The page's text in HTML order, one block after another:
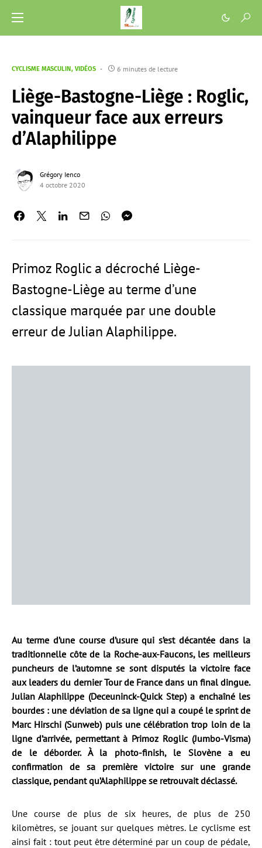
CYCLISME MASCULIN VIDÉOS 6 minutes de lecture
Liège-Bastogne-Liège : Roglic,
vainqueur face aux erreurs
d’Alaphilippe
Grégory Ienco
4 octobre 2020
Primoz Roglic a décroché Liège-
Bastogne-Liège au terme d’une
classique marquée par une double
erreur de Julian Alaphilippe.
Au terme d’une course d’usure qui s’est décantée dans la
traditionnelle côte de la Roche-aux-Faucons, les meilleurs
puncheurs de l’automne se sont disputés la victoire face
aux leaders du dernier Tour de France dans un final dingue.
Julian Alaphilippe (Deceuninck-Quick Step) a enchaîné les
bourdes : une déviation de sa ligne qui a coupé le sprint de
Marc Hirschi (Sunweb) puis une célébration trop loin de la
ligne d’arrivée, permettant à Primoz Roglic (Jumbo-Visma)
de le déborder. À la photo-finish, le Slovène a eu
confirmation de sa première victoire sur une grande
classique, pendant qu’Alaphilippe se retrouvait déclassé.
Une course de plus de six heures, de plus de 250
kilomètres, se jouant sur quelques mètres. Le cyclisme est
ainsi fait : tout peut être déterminé par un coup de pédale,